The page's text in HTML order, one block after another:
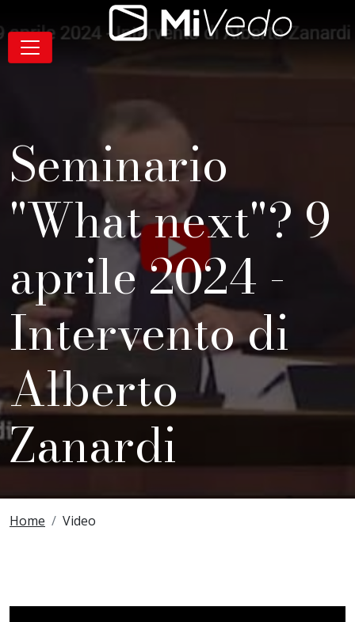
Salta alla navigazione
Seminario
"What next"? 9
aprile 2024 -
Intervento di
Alberto
Zanardi
Breadcrumbs
Home Video